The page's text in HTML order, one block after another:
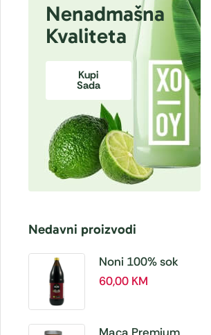
Nenadmašna
Kvaliteta
Kupi
Sada
Nedavni proizvodi
Noni 100% sok
BIO, a 1L – Hanoju
60,00 KM